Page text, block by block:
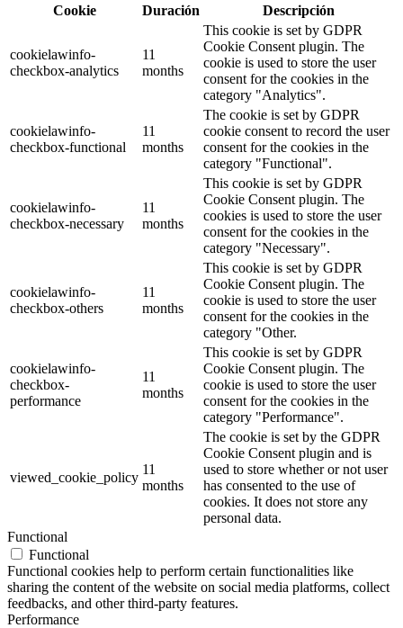
Cookie
Duración Descripción
cookielawinfo-
checkbox-analytics
11
months
This cookie is set by GDPR
Cookie Consent plugin. The
cookie is used to store the user
consent for the cookies in the
category "Analytics".
cookielawinfo-
checkbox-functional
11
months
The cookie is set by GDPR
cookie consent to record the user
consent for the cookies in the
category "Functional".
cookielawinfo-
checkbox-necessary
11
months
This cookie is set by GDPR
Cookie Consent plugin. The
cookies is used to store the user
consent for the cookies in the
category "Necessary".
cookielawinfo-
checkbox-others
11
months
This cookie is set by GDPR
Cookie Consent plugin. The
cookie is used to store the user
consent for the cookies in the
category "Other.
cookielawinfo-
checkbox-
performance
11
months
This cookie is set by GDPR
Cookie Consent plugin. The
cookie is used to store the user
consent for the cookies in the
category "Performance".
viewed_cookie_policy
11
months
The cookie is set by the GDPR
Cookie Consent plugin and is
used to store whether or not user
has consented to the use of
cookies. It does not store any
personal data.
Functional
Functional
Functional cookies help to perform certain functionalities like
sharing the content of the website on social media platforms, collect
feedbacks, and other third-party features.
Performance